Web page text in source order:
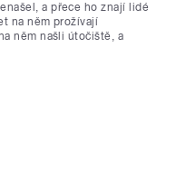
a přece ho znají lidé
na něm prožívají
něm našli útočiště, a